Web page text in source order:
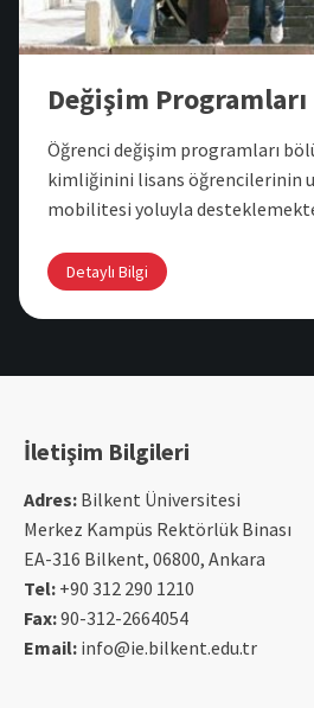
Değişim Programları
Öğrenci değişim programları
kimliğinini lisans öğrencilerinin
mobilitesi yoluyla
Detaylı Bilgi
İletişim Bilgileri
Adres: Bilkent Üniversitesi
Merkez Kampüs Rektörlük Binası
EA-316 Bilkent, 06800, Ankara
Tel: +90 312 290 1210
Fax:90-312-2664054
Email: info@ie.bilkent.edu.tr